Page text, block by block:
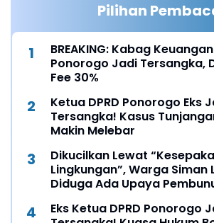
Pilihan
BREAKING: Kabag Keuangan
Ponorogo Jadi Tersangka,
Fee 30%
Ketua DPRD Ponorogo Eks
Tersangka! Kasus
Makin Melebar
Dikucilkan Lewat
Lingkungan”, Warga Siman
Diduga Ada Upaya
Eks Ketua DPRD Ponorogo